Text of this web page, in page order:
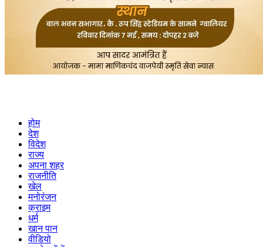
होम
देश
विदेश
राज्य
अपना शहर
राजनीति
खेल
मनोरंजन
क्राइम
धर्म
खान पान
वीडियो